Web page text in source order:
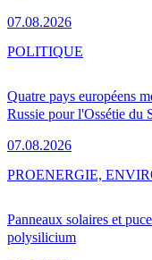
07.08.2026
Quatre pays européens
Russie pour l'Ossétie du
07.08.2026
POLITIQUE
Panneaux solaires et
polysilicium
PROENERGIE,